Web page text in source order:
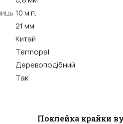
10 м.п.
21 мм
Китай
Termopal
Деревоподібний
Так
Поклейка крайки